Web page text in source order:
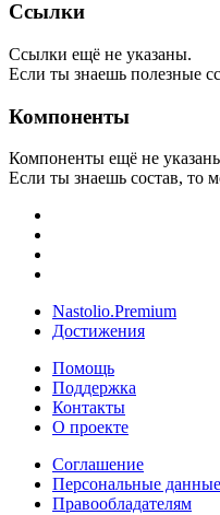
Ссылки
Ссылки ещё не указаны.
Если ты знаешь полезные
Компоненты
Компоненты ещё не
Если ты знаешь состав, то
Nastolio.Premium
Достижения
Помощь
Поддержка
Контакты
О проекте
Соглашение
Персональные данные
Правообладателям